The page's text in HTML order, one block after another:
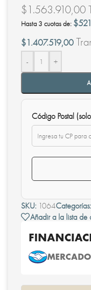
$1.563.910,00
Hasta 3 cuotas de: $
$1.407.519,00
- +
Código Postal
SKU: 1064Categorías:
Añadir a la lista de